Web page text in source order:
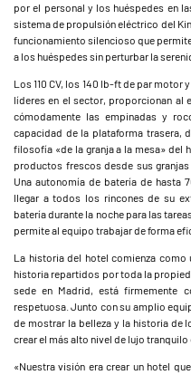
por el personal y los huéspedes en
sistema de propulsión eléctrico del
funcionamiento silencioso que
a los huéspedes sin perturbar la
Los 110 CV, los 140 lb-ft de par motor
líderes en el sector, proporcionan al
cómodamente las empinadas y
capacidad de la plataforma trasera,
filosofía «de la granja a la mesa» del
productos frescos desde sus
Una autonomía de batería de hasta
llegar a todos los rincones de su
batería durante la noche para las
permite al equipo trabajar de forma
La historia del hotel comienza como
historia repartidos por toda la
sede en Madrid, está firmemente
respetuosa. Junto con su amplio
de mostrar la belleza y la historia de
crear el más alto nivel de lujo tranquilo
«Nuestra visión era crear un hotel